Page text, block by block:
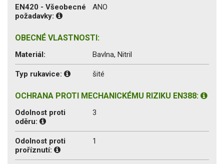
EN420 - Všeobecné
požadavky:
ANO
OBECNÉ VLASTNOSTI:
Materiál: Bavlna, Nitril
Typ rukavice: šité
OCHRANA PROTI MECHANICKÉMU RIZIKU EN388:
Odolnost proti
oděru:
3
Odolnost proti
proříznutí:
1